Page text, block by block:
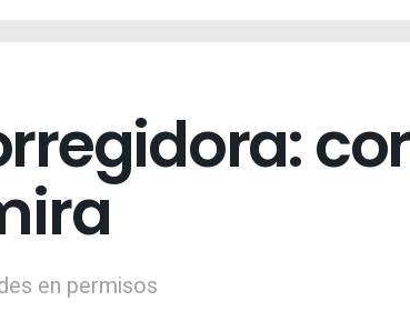
en permisos